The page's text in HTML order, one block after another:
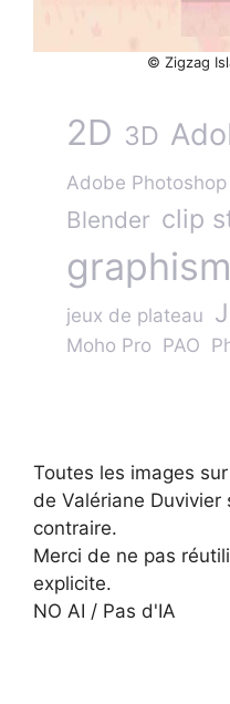
© Zigzag
2D 3D
Adobe Photoshop
Blender clip
jeux de plateau
Moho Pro PAO
Toutes les images
de Valériane
contraire.
Merci de ne pas
explicite.
NO AI / Pas d'IA